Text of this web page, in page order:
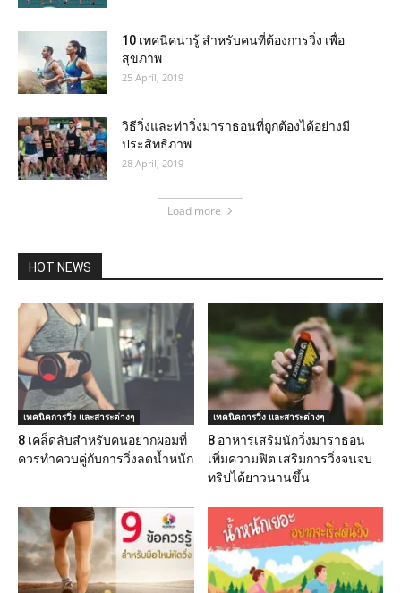
10 เทคนิคน่ารู้ สำหรับคนที่ต้องการวิ่ง เพื่อ
สุขภาพ
25 April, 2019
วิธีวิ่งและท่าวิ่งมาราธอนที่ถูกต้องได้อย่างมี
ประสิทธิภาพ
28 April, 2019
Load more
HOT NEWS
เทคนิคการวิ่ง และสาระต่างๆ
8 เคล็ดลับสำหรับคนอยากผอมที่
ควรทำควบคู่กับการวิ่งลดน้ำหนัก
เทคนิคการวิ่ง และสาระต่างๆ
8 อาหารเสริมนักวิ่งมาราธอน
เพิ่มความฟิต เสริมการวิ่งจนจบ
ทริปได้ยาวนานขึ้น